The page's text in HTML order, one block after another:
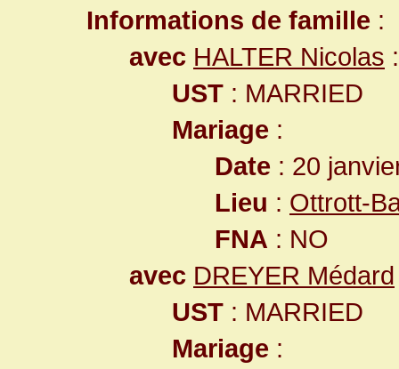
Informations de famille :
avec HALTER Nicolas :
UST : MARRIED
Mariage :
Date : 20
Lieu : Ottrott-
FNA : NO
avec DREYER Médard
UST : MARRIED
Mariage :